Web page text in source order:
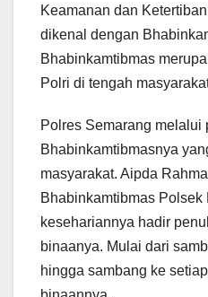
Keamanan dan
dikenal dengan
Bhabinkamtibmas
Polri di tengah
Polres Semarang melalui
Bhabinkamtibmasnya
masyarakat. Aipda
Bhabinkamtibmas
kesehariannya hadir
binaanya. Mulai dari
hingga sambang ke